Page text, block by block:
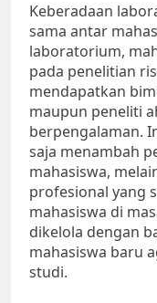
Keberadaan
sama antar
laboratorium,
pada penelitian
mendapatkan
maupun peneliti
berpengalaman.
saja menambah
mahasiswa,
profesional yang
mahasiswa di
dikelola dengan
mahasiswa baru
studi.